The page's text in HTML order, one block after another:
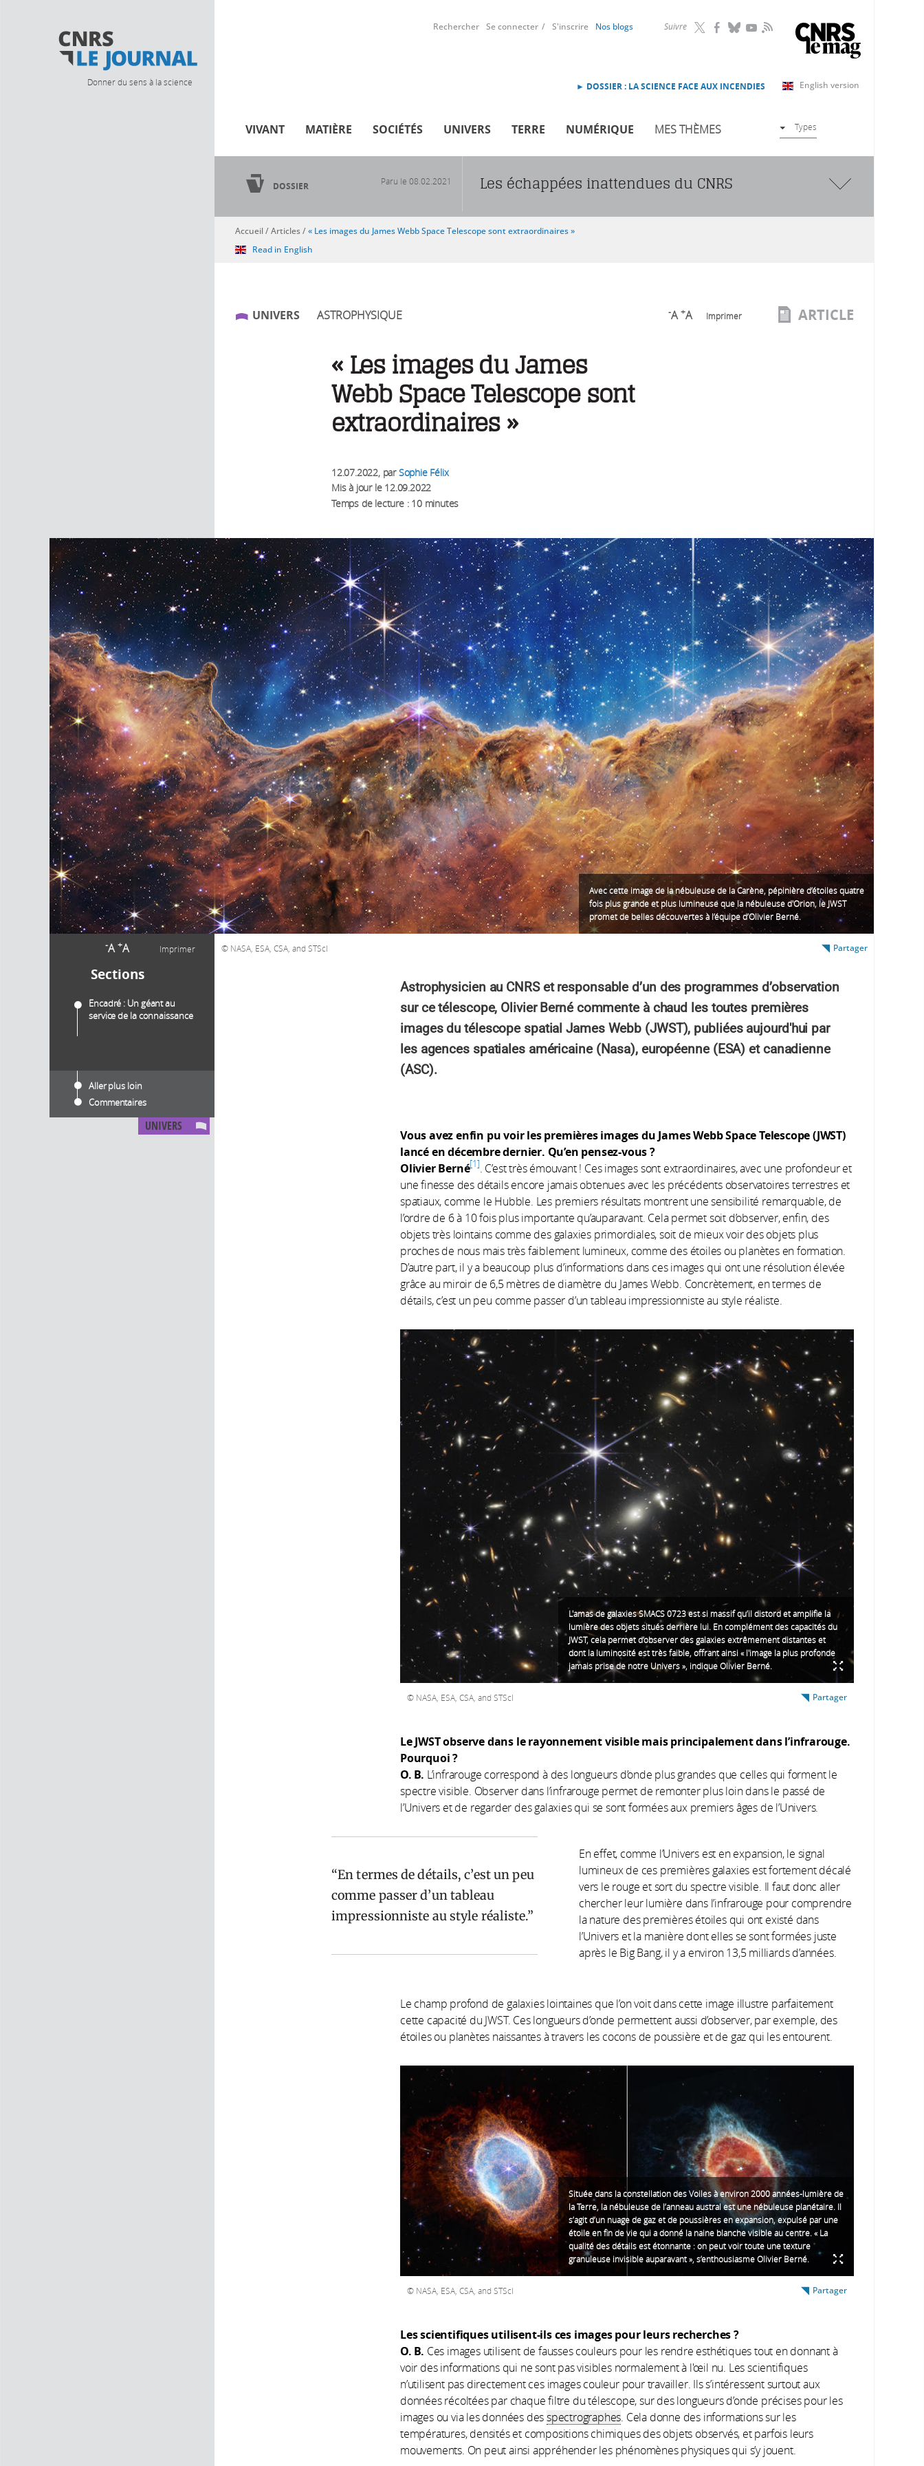
Donner du sens à la science
Suivre RSS
Rechercher Se connecter S'inscrire Nos blogs
English version
► DOSSIER : LA SCIENCE FACE AUX INCENDIES
VIVANT MATIÈRE SOCIÉTÉS UNIVERS TERRE NUMÉRIQUE MES THÈMES Types
-A +A Imprimer
Sections
Encadré : Un géant au
service de la connaissance
Aller plus loin
Commentaires
UNIVERS
DOSSIER Paru le 08.02.2021 Les échappées inattendues du CNRS
Vous êtes ici
Accueil/Articles/« Les images du James Webb Space Telescope sont extraordinaires »
Read in English
UNIVERS ASTROPHYSIQUE -A +A Imprimer ARTICLE
« Les images du James
Webb Space Telescope sont
extraordinaires »
12.07.2022, parSophie Félix
Mis à jour le 12.09.2022
Temps de lecture : 10 minutes
Avec cette image de la nébuleuse de la Carène, pépinière d’étoiles quatre
fois plus grande et plus lumineuse que la nébuleuse d'Orion, le JWST
promet de belles découvertes à l’équipe d’Olivier Berné.
NASA, ESA, CSA, and STScI Partager
Astrophysicien au CNRS et responsable d’un des programmes d’observation
sur ce télescope, Olivier Berné commente à chaud les toutes premières
images du télescope spatial James Webb (JWST), publiées aujourd'hui par
les agences spatiales américaine (Nasa), européenne (ESA) et canadienne
(ASC).
Vous avez enfin pu voir les premières images du James Webb Space Telescope (JWST)
lancé en décembre dernier. Qu’en pensez-vous ?
Olivier Berné 1
. C’est très émouvant ! Ces images sont extraordinaires, avec une profondeur et
une finesse des détails encore jamais obtenues avec les précédents observatoires terrestres et
spatiaux, comme le Hubble. Les premiers résultats montrent une sensibilité remarquable, de
l’ordre de 6 à 10 fois plus importante qu’auparavant. Cela permet soit d’observer, enfin, des
objets très lointains comme des galaxies primordiales, soit de mieux voir des objets plus
proches de nous mais très faiblement lumineux, comme des étoiles ou planètes en formation.
D’autre part, il y a beaucoup plus d’informations dans ces images qui ont une résolution élevée
grâce au miroir de 6,5 mètres de diamètre du James Webb. Concrètement, en termes de
détails, c’est un peu comme passer d’un tableau impressionniste au style réaliste.
L'amas de galaxies SMACS 0723 est si massif qu’il distord et amplifie la
lumière des objets situés derrière lui. En complément des capacités du
JWST, cela permet d’observer des galaxies extrêmement distantes et
dont la luminosité est très faible, offrant ainsi « l'image la plus profonde
jamais prise de notre Univers », indique Olivier Berné.
NASA, ESA, CSA, and STScI Partager
Le JWST observe dans le rayonnement visible mais principalement dans l’infrarouge.
Pourquoi ?
O. B. L’infrarouge correspond à des longueurs d’onde plus grandes que celles qui forment le
spectre visible. Observer dans l’infrarouge permet de remonter plus loin dans le passé de
l’Univers et de regarder des galaxies qui se sont formées aux premiers âges de l’Univers.
En termes de détails, c’est un peu
comme passer d’un tableau
impressionniste au style réaliste.
En effet, comme l’Univers est en expansion, le signal
lumineux de ces premières galaxies est fortement décalé
vers le rouge et sort du spectre visible. Il faut donc aller
chercher leur lumière dans l’infrarouge pour comprendre
la nature des premières étoiles qui ont existé dans
l’Univers et la manière dont elles se sont formées juste
après le Big Bang, il y a environ 13,5 milliards d’années.
Le champ profond de galaxies lointaines que l’on voit dans cette image illustre parfaitement
cette capacité du JWST. Ces longueurs d’onde permettent aussi d’observer, par exemple, des
étoiles ou planètes naissantes à travers les cocons de poussière et de gaz qui les entourent.
Située dans la constellation des Voiles à environ 2000 années-lumière de
la Terre, la nébuleuse de l’anneau austral est une nébuleuse planétaire. Il
s’agit d’un nuage de gaz et de poussières en expansion, expulsé par une
étoile en fin de vie qui a donné la naine blanche visible au centre. « La
qualité des détails est étonnante : on peut voir toute une texture
granuleuse invisible auparavant », s’enthousiasme Olivier Berné.
NASA, ESA, CSA, and STScI Partager
Les scientifiques utilisent-ils ces images pour leurs recherches ?
O. B. Ces images utilisent de fausses couleurs pour les rendre esthétiques tout en donnant à
voir des informations qui ne sont pas visibles normalement à l'œil nu. Les scientifiques
n’utilisent pas directement ces images couleur pour travailler. Ils s’intéressent surtout aux
données récoltées par chaque filtre du télescope, sur des longueurs d’onde précises pour les
images ou via les données desspectrographes . Cela donne des informations sur les
températures, densités et compositions chimiques des objets observés, et parfois leurs
mouvements. On peut ainsi appréhender les phénomènes physiques qui s’y jouent.